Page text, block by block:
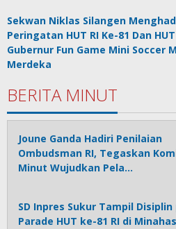
Sekwan Niklas Silangen
Peringatan HUT RI Ke-81 Dan
Gubernur Fun Game Mini Soccer
Merdeka
BERITA MINUT
Joune Ganda Hadiri Penilaian
Ombudsman RI, Tegaskan
Minut Wujudkan Pela…
SD Inpres Sukur Tampil Disiplin
Parade HUT ke-81 RI di